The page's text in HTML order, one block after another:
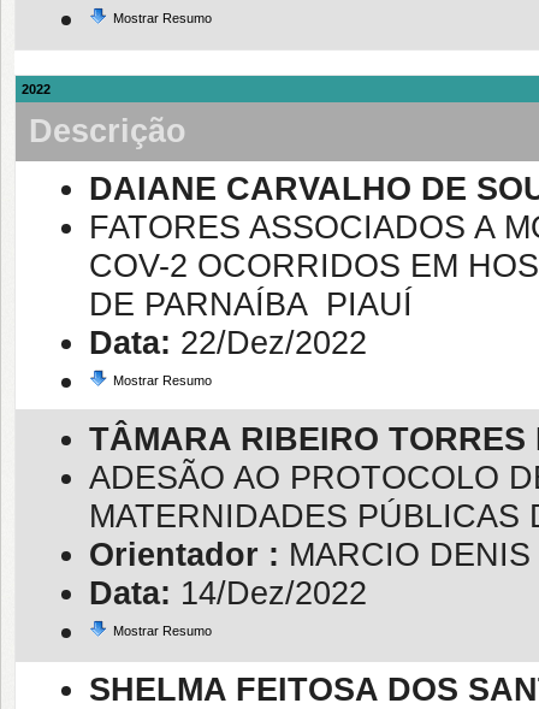
Mostrar Resumo
2022
Descrição
DAIANE CARVALHO DE
FATORES ASSOCIADOS A
COV-2 OCORRIDOS EM
DE PARNAÍBA  PIAUÍ
Data: 22/Dez/2022
Mostrar Resumo
TÂMARA RIBEIRO
ADESÃO AO PROTOCOLO
MATERNIDADES PÚBLICAS
Orientador : MARCIO
Data: 14/Dez/2022
Mostrar Resumo
SHELMA FEITOSA DOS